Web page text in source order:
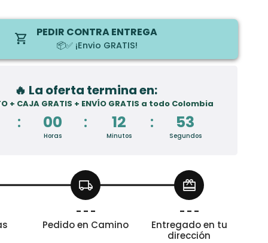
Promesa
Pulsera
regalo
PEDIR CONTRA ENTREGA
📦✅ ¡Envio GRATIS!
🔥 La oferta termina en:
+ CAJA GRATIS + ENVÍO GRATIS a todo Colombia
: 00 : 12 : 51
Horas Minutos Segundos
local_shipping
- - -
Pedido en Camino
redeem
- - -
Entregado en tu
dirección